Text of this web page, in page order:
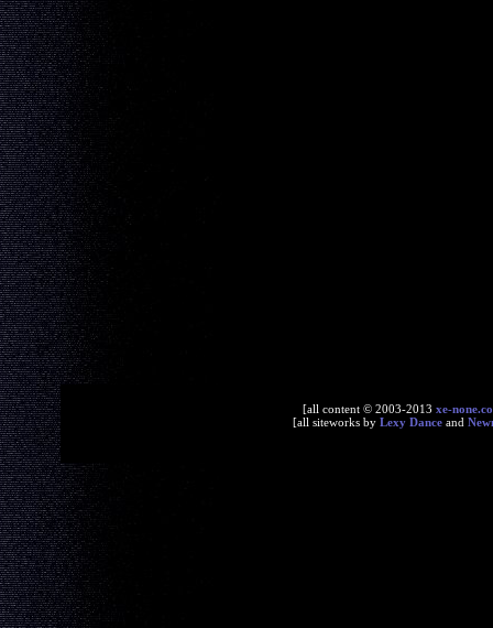
[all content © 2003-2013 xe-
[all siteworks by Lexy Danceand